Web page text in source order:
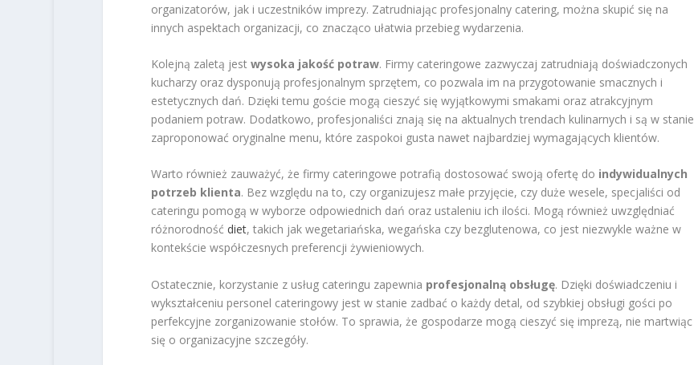
organizatorów, jak i uczestników imprezy. Zatrudniając profesjonalny catering, można skupić się na
innych aspektach organizacji, co znacząco ułatwia przebieg wydarzenia.
Kolejną zaletą jest wysoka jakość potraw. Firmy cateringowe zazwyczaj zatrudniają doświadczonych
kucharzy oraz dysponują profesjonalnym sprzętem, co pozwala im na przygotowanie smacznych i
estetycznych dań. Dzięki temu goście mogą cieszyć się wyjątkowymi smakami oraz atrakcyjnym
podaniem potraw. Dodatkowo, profesjonaliści znają się na aktualnych trendach kulinarnych i są w stanie
zaproponować oryginalne menu, które zaspokoi gusta nawet najbardziej wymagających klientów.
Warto również zauważyć, że firmy cateringowe potrafią dostosować swoją ofertę do indywidualnych
potrzeb klienta. Bez względu na to, czy organizujesz małe przyjęcie, czy duże wesele, specjaliści od
cateringu pomogą w wyborze odpowiednich dań oraz ustaleniu ich ilości. Mogą również uwzględniać
różnorodność diet, takich jak wegetariańska, wegańska czy bezglutenowa, co jest niezwykle ważne w
kontekście współczesnych preferencji żywieniowych.
Ostatecznie, korzystanie z usług cateringu zapewnia profesjonalną obsługę. Dzięki doświadczeniu i
wykształceniu personel cateringowy jest w stanie zadbać o każdy detal, od szybkiej obsługi gości po
perfekcyjne zorganizowanie stołów. To sprawia, że gospodarze mogą cieszyć się imprezą, nie martwiąc
się o organizacyjne szczegóły.